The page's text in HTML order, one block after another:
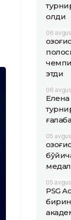
олди
06
этди
06
05
05
PSG